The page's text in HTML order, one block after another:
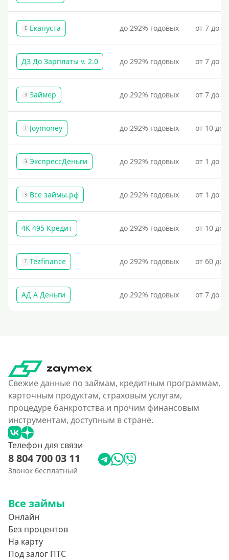
Е Екапуста до 292% годовых от 7 до
ДЗ До Зарплаты v. 2.0 до 292% годовых от 7 до
З Займер до 292% годовых от 7 до
J Joymoney до 292% годовых от 10 до
Э ЭкспрессДеньги до 292% годовых от 1 до
З Все займы.рф до 292% годовых от 1 до
4К 495 Кредит до 292% годовых от 10 до
T Tezfinance до 292% годовых от 60 до
АД А Деньги до 292% годовых от 7 до
Свежие данные по займам, кредитным программам,
карточным продуктам, страховым услугам,
процедуре банкротства и прочим финансовым
инструментам, доступным в стране.
Телефон для связи
8 804 700 03 11
Звонок бесплатный
Все займы
Онлайн
Без процентов
На карту
Под залог ПТС